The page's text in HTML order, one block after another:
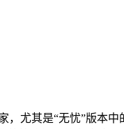
尤其是“无忧”版本